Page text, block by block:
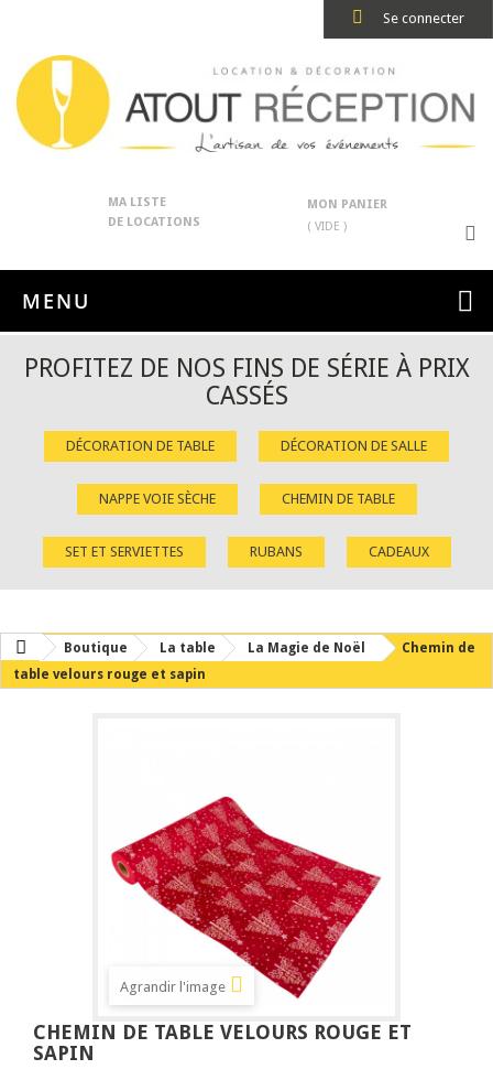
Se connecter
MA LISTE
DE LOCATIONS
MON PANIER
( VIDE )
MENU
PROFITEZ DE NOS FINS DE SÉRIE À PRIX
CASSÉS
DÉCORATION DE TABLE DÉCORATION DE SALLE
NAPPE VOIE SÈCHE CHEMIN DE TABLE
SET ET SERVIETTES RUBANS CADEAUX
Boutique La table La Magie de Noël
Chemin de
table velours rouge et sapin
Agrandir l'image
CHEMIN DE TABLE VELOURS ROUGE ET
SAPIN